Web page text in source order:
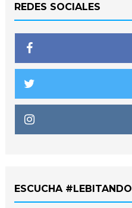
REDES SOCIALES
ESCUCHA #LEBITANDO